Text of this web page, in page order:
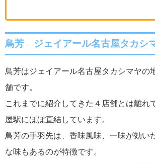
鳥芳 ジェイアール名古屋タカシ
鳥芳はジェイアール名古屋タカシマヤの
舗です。
これまでに紹介してきた４店舗とは離れ
屋駅にほぼ直結しています。
鳥芳の手羽先は、香味風味、一味が効い
な味もあるのが特徴です。